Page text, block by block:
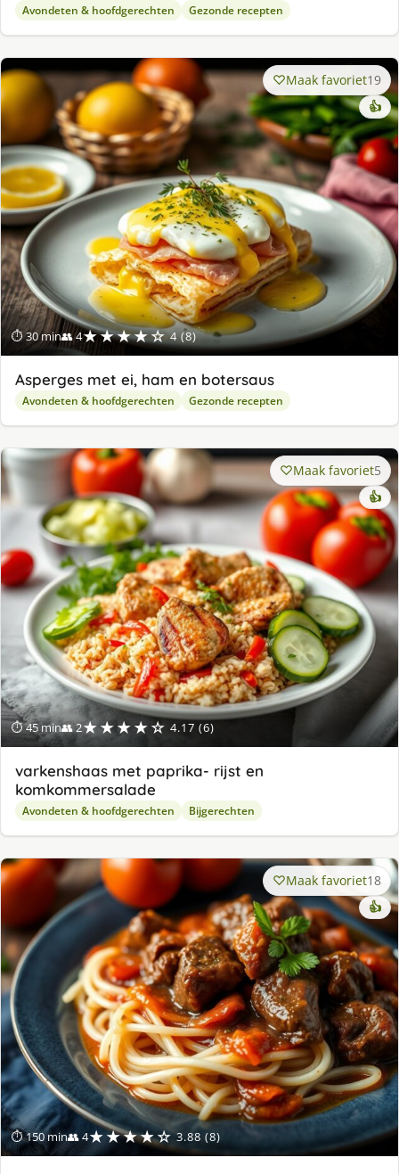
Avondeten & hoofdgerechten Gezonde recepten
⏱ 30 min👥 4★★★★☆ 4 (8)
Maak favoriet19
👍
Asperges met ei, ham en botersaus
Avondeten & hoofdgerechten Gezonde recepten
⏱ 45 min👥 2★★★★☆ 4.17 (6)
Maak favoriet5
👍
varkenshaas met paprika- rijst en
komkommersalade
Avondeten & hoofdgerechten Bijgerechten
⏱ 150 min👥 4★★★★☆ 3.88 (8)
Maak favoriet18
👍